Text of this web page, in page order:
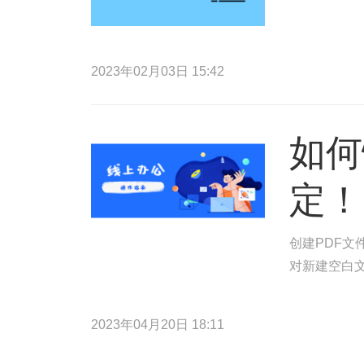
2023年02月03日 15:42
如
定！
创建PDF文
对新建空白
2023年04月20日 18:11